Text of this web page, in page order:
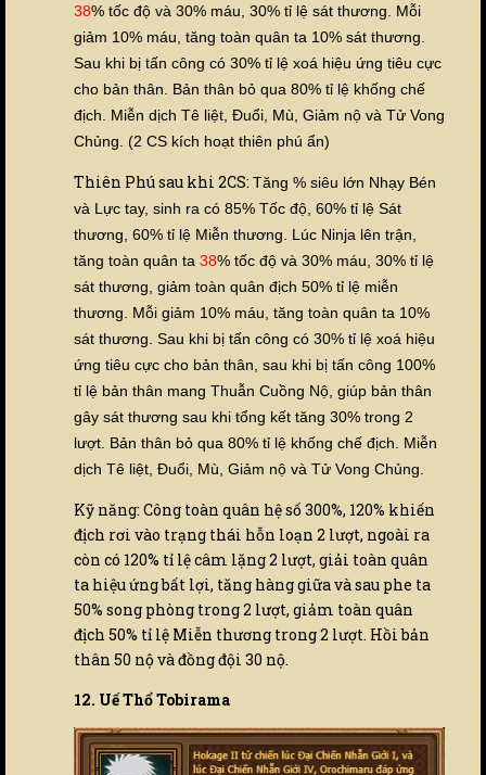
38% tốc độ và 30% máu, 30% tỉ lệ sát thương. Mỗi
giảm 10% máu, tăng toàn quân ta 10% sát thương.
Sau khi bị tấn công có 30% tỉ lệ xoá hiệu ứng tiêu cực
cho bản thân. Bản thân bỏ qua 80% tỉ lệ khống chế
địch. Miễn dịch Tê liệt, Đuổi, Mù, Giảm nộ và Tử Vong
Chủng. (2 CS kích hoạt thiên phú ẩn)
Thiên Phú sau khi 2CS: Tăng % siêu lớn Nhạy Bén
và Lực tay, sinh ra có 85% Tốc độ, 60% tỉ lệ Sát
thương, 60% tỉ lệ Miễn thương. Lúc Ninja lên trận,
tăng toàn quân ta 38% tốc độ và 30% máu, 30% tỉ lệ
sát thương, giảm toàn quân địch 50% tỉ lệ miễn
thương. Mỗi giảm 10% máu, tăng toàn quân ta 10%
sát thương. Sau khi bị tấn công có 30% tỉ lệ xoá hiệu
ứng tiêu cực cho bản thân, sau khi bị tấn công 100%
tỉ lệ bản thân mang Thuẫn Cuồng Nộ, giúp bản thân
gây sát thương sau khi tổng kết tăng 30% trong 2
lượt. Bản thân bỏ qua 80% tỉ lệ khống chế địch. Miễn
dịch Tê liệt, Đuổi, Mù, Giảm nộ và Tử Vong Chủng.
Kỹ năng: Công toàn quân hệ số 300%, 120% khiến
địch rơi vào trạng thái hỗn loạn 2 lượt, ngoài ra
còn có 120% tỉ lệ câm lặng 2 lượt, giải toàn quân
ta hiệu ứng bất lợi, tăng hàng giữa và sau phe ta
50% song phòng trong 2 lượt, giảm toàn quân
địch 50% tỉ lệ Miễn thương trong 2 lượt. Hồi bản
thân 50 nộ và đồng đội 30 nộ.
12. Uế Thổ Tobirama